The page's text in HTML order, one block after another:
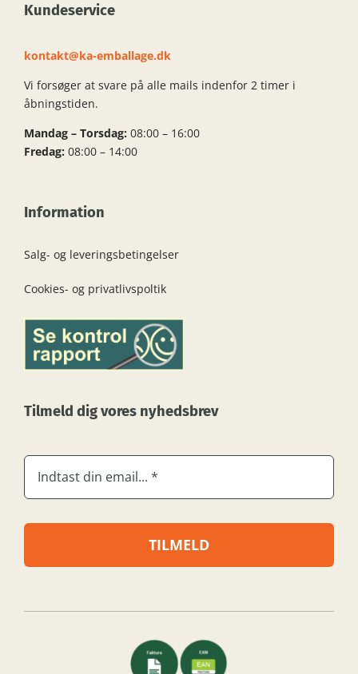
Kundeservice
kontakt@ka-emballage.dk
Vi forsøger at svare på alle mails indenfor 2 timer i
åbningstiden.
Mandag – Torsdag: 08:00 – 16:00
Fredag: 08:00 – 14:00
Information
Salg- og leveringsbetingelser
Cookies- og privatlivspoltik
Tilmeld dig vores nyhedsbrev
TILMELD